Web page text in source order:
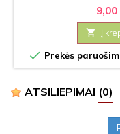
9,00
 Į
 Prekės
ATSILIEPIMAI (0)